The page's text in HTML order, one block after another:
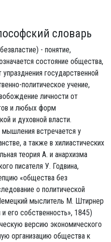
словарь
- понятие,
состояние общества,
государственной
политическое учение,
личности от
и любых форм
и духовной власти.
встречается у
а также в хилиастических
теория А. и анархизма
писателя У. Годвина,
«общества без
о политической
мыслитель М. Штирнер
его собственность», 1845)
версию экономического
организацию общества к